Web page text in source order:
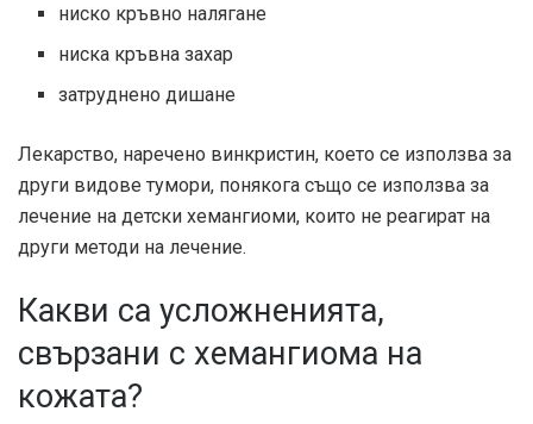
ниско кръвно налягане
ниска кръвна захар
затруднено дишане
Лекарство, наречено винкристин, което се използва за
други видове тумори, понякога също се използва за
лечение на детски хемангиоми, които не реагират на
други методи на лечение.
Какви са усложненията,
свързани с хемангиома на
кожата?